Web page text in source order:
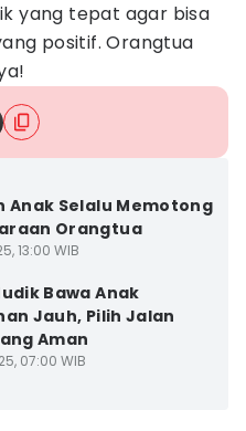
yang tepat agar bisa
positif. Orangtua
Anak Selalu Memotong
Orangtua
13:00 WIB
Bawa Anak
Jauh, Pilih Jalan
Aman
07:00 WIB